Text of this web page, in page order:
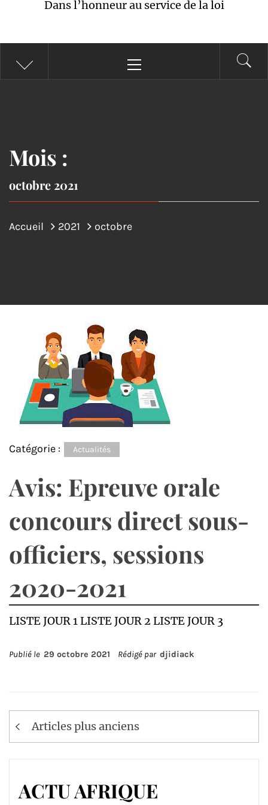
Dans l’honneur au service de la loi
principal
Mois :
octobre 2021
Accueil 2021 octobre
Catégorie : Actualités
Avis: Epreuve orale
concours direct sous-
officiers, sessions
2020-2021
LISTE JOUR 1 LISTE JOUR 2 LISTE JOUR 3
Publié le 29 octobre 2021 Rédigé par djidiack
Navigation
des
Articles plus anciens
ACTU AFRIQUE